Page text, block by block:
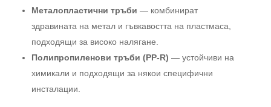
Металопластични тръби — комбинират
здравината на метал и гъвкавостта на пластмаса,
подходящи за високо налягане.
Полипропиленови тръби (PP-R) — устойчиви на
химикали и подходящи за някои специфични
инсталации.